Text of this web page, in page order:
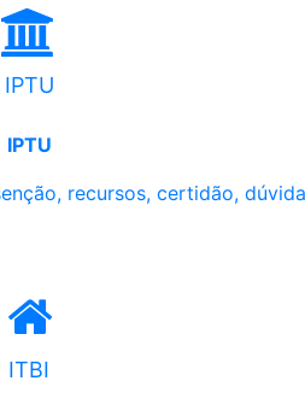
IPTU
IPTU
recursos, certidão,
ITBI